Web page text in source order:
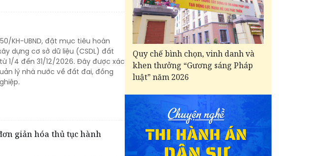
KH-UBND, đặt mục tiêu hoàn
dựng cơ sở dữ liệu (CSDL) đất
1/4 đến 31/12/2026. Đây được xác
lý nhà nước về đất đai, đồng
giản hóa thủ tục hành
Quy chế bình chọn, vinh danh và
khen thưởng “Gương sáng Pháp
luật” năm 2026